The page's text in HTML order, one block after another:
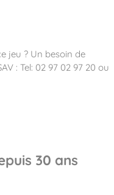
jeu ? Un besoin de
: Tel: 02 97 02 97 20 ou
30 ans